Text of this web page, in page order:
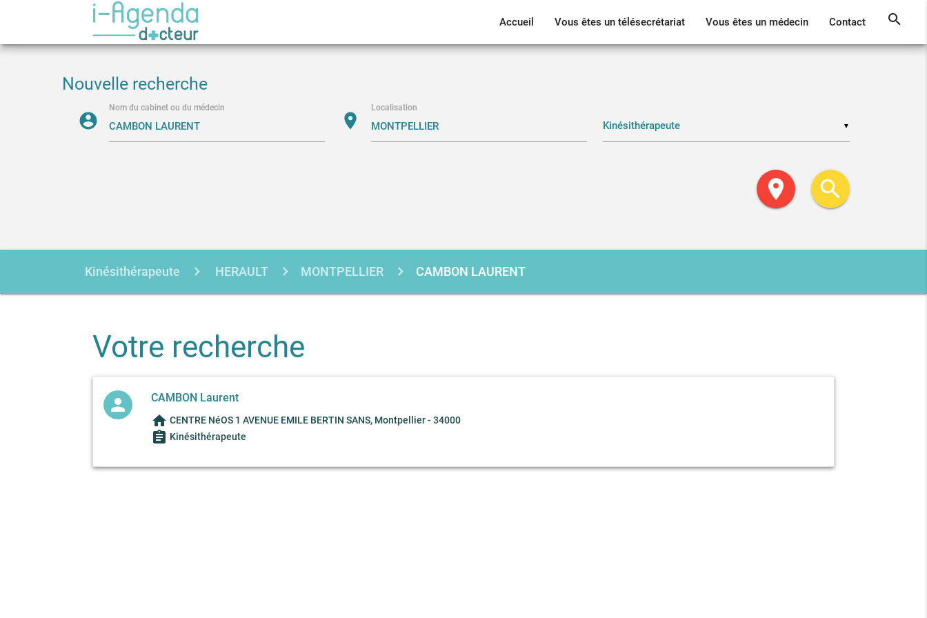
Accueil Vous êtes un télésecrétariat Vous êtes un médecin Contact search
Nouvelle recherche
account_circle
Nom du cabinet ou du médecin
location_on
Localisation
▼
location_on search
Kinésithérapeute HERAULT MONTPELLIER CAMBON LAURENT
Votre recherche
person CAMBON Laurent
home CENTRE NéOS 1 AVENUE EMILE BERTIN SANS, Montpellier - 34000
assignment Kinésithérapeute